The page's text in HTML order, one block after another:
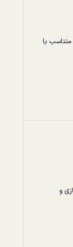
متناسب با
و